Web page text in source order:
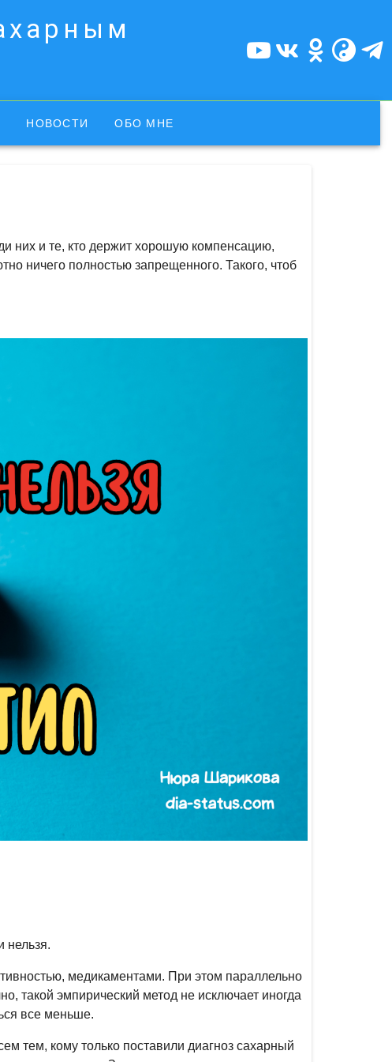
НОВОСТИ ОБО МНЕ
них и те, кто держит хорошую компенсацию,
ничего полностью запрещенного. Такого, чтоб
нельзя.
медикаментами. При этом параллельно
такой эмпирический метод не исключает иногда
все меньше.
тем, кому только поставили диагноз сахарный